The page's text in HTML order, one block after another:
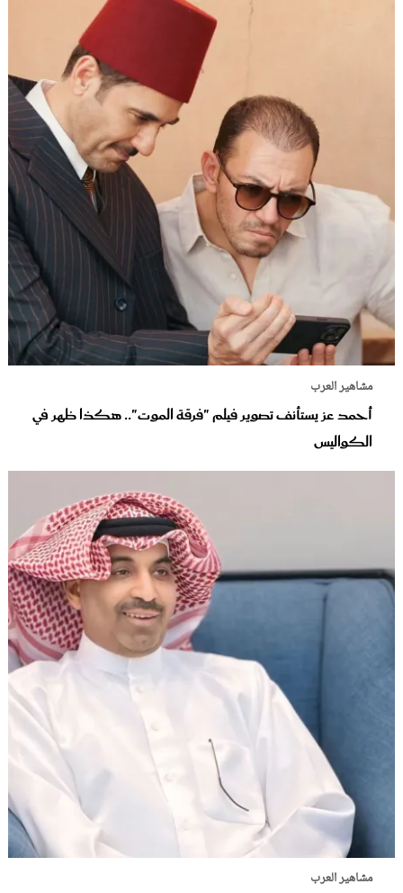
مشاهير العرب
أحمد عز يستأنف تصوير فيلم "فرقة الموت".. هكذا ظهر في
الكواليس
مشاهير العرب